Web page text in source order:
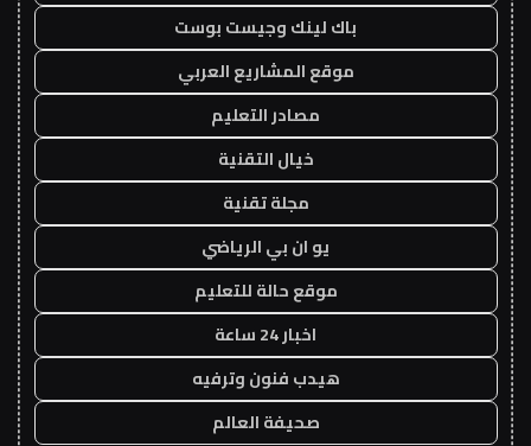
باك لينك وجيست بوست
موقع المشاريع العربي
مصادر التعليم
خيال التقنية
مجلة تقنية
يو ان بي الرياضي
موقع حالة للتعليم
اخبار 24 ساعة
هيدب فنون وترفيه
صحيفة العالم